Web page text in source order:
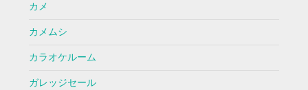
カメ
カメムシ
カラオケルーム
ガレッジセール